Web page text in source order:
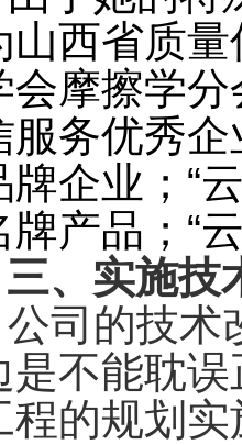
山西省质量
会摩擦学
服务优秀企
牌企业 ；“
牌产品； “
三、实施技
公司的技术
是不能耽
程的规划